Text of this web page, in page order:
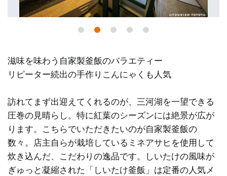
滋味を味わう自家製釜飯のバラエティー
リピーター続出の手作りこんにゃくも人気
訪れてまず出迎えてくれるのが、三河湖を一望できる
圧巻の見晴らし。特に紅葉のシーズンには絶景が広が
ります。こちらでいただきたいのが自家製釜飯の
数々。店主自らが栽培しているミネアサヒを使用して
炊き込んだ、こだわりの逸品です。しいたけの風味が
ぎゅっと凝縮された「しいたけ釜飯」は定番の人気メ